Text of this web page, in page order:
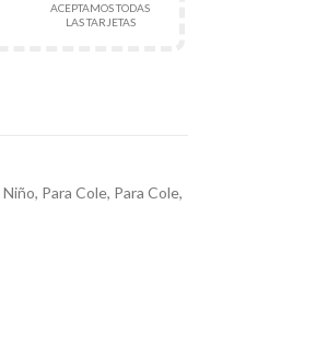
ACEPTAMOS TODAS
LAS TARJETAS
Niño, Para Cole, Para Cole,